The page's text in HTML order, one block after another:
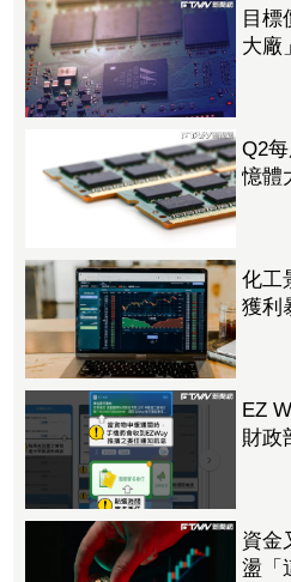
目標
大廠
Q2
憶體
抱
化工
獲利
EZ
財政
資金
盪「